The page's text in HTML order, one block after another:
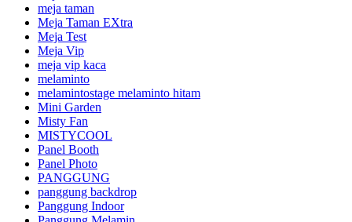
meja taman
Meja Taman EXtra
Meja Test
Meja Vip
meja vip kaca
melaminto
melamintostage melaminto hitam
Mini Garden
Misty Fan
MISTYCOOL
Panel Booth
Panel Photo
PANGGUNG
panggung backdrop
Panggung Indoor